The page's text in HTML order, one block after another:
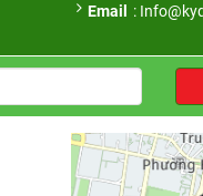
Email
: